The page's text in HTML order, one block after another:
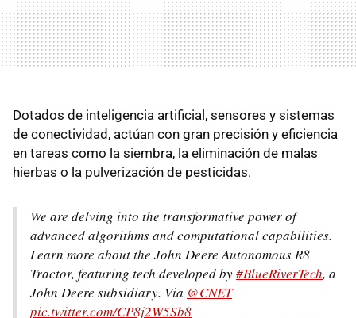
Dotados de inteligencia artificial, sensores y sistemas
de conectividad, actúan con gran precisión y eficiencia
en tareas como la siembra, la eliminación de malas
hierbas o la pulverización de pesticidas.
We are delving into the transformative power of
advanced algorithms and computational capabilities.
Learn more about the John Deere Autonomous R8
Tractor, featuring tech developed by#BlueRiverTech, a
John Deere subsidiary. Via @CNET
pic.twitter.com/CP8j2W5Sb8